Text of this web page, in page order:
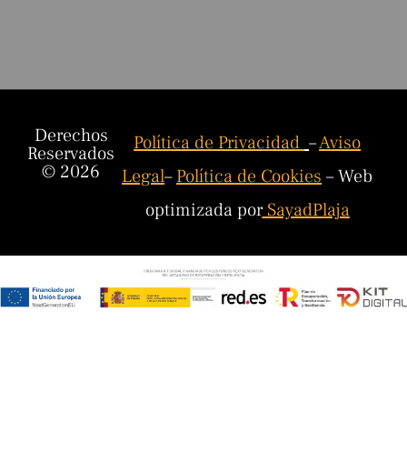
Derechos
Reservados
© 2026
Política de Privacidad–Aviso
Legal–Política de Cookies– Web
optimizada porSayadPlaja